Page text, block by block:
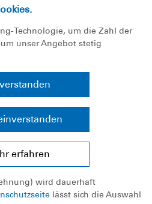
Technologie, um die Zahl der
unser Angebot stetig
erfahren
wird dauerhaft
lässt sich die Auswahl
IBAN: DE87 2501 0030 0660
Nienburg eG,
00
der Rettung aus Lebensgefahr von